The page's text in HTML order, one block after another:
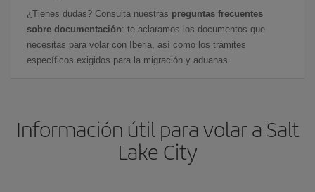
¿Tienes dudas? Consulta nuestras preguntas frecuentes
sobre documentación: te aclaramos los documentos que
necesitas para volar con Iberia, así como los trámites
específicos exigidos para la migración y aduanas.
Información útil para volar a Salt
Lake City